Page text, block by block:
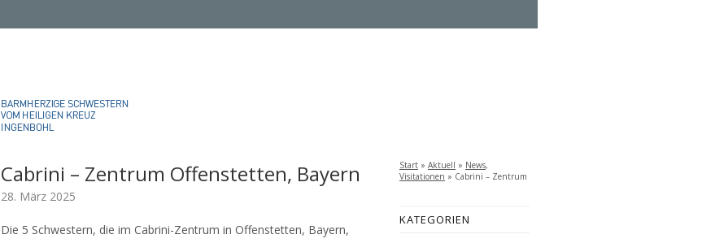
Cabrini – Zentrum Offenstetten, Bayern
28. März 2025
Die 5 Schwestern, die im Cabrini-Zentrum in Offenstetten, Bayern,
Start » Aktuell » News,
Visitationen » Cabrini – Zentrum
KATEGORIEN